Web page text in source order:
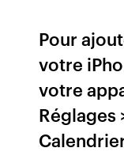
Pour
votre
votre
Réglages